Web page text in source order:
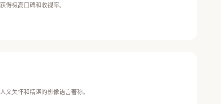
极高口碑和收视率。
关怀和精湛的影像语言著称。